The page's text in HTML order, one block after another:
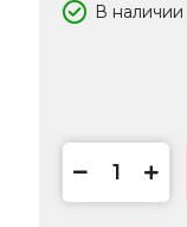
В наличии